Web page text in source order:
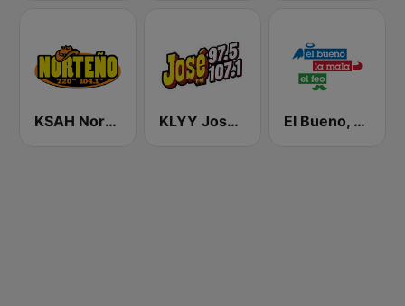
KSAH Norteño 720 y 104.1 KLYY José 97.5 y 107.1 El Bueno, La Mala y El Feo